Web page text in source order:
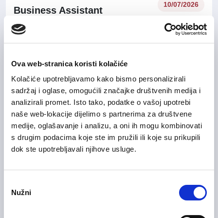
Ova web-stranica koristi kolačiće
Kolačiće upotrebljavamo kako bismo personalizirali
sadržaj i oglase, omogućili značajke društvenih medija i
analizirali promet. Isto tako, podatke o vašoj upotrebi
naše web-lokacije dijelimo s partnerima za društvene
medije, oglašavanje i analizu, a oni ih mogu kombinovati
s drugim podacima koje ste im pružili ili koje su prikupili
dok ste upotrebljavali njihove usluge.
Selection
Nužni
Business Assistant
10/07/2026
Administracija / uredski poslovi
Sarajevo
Office Administrator
09/07/2026
Administracija / uredski poslovi
Na licu mjesta Sarajevo